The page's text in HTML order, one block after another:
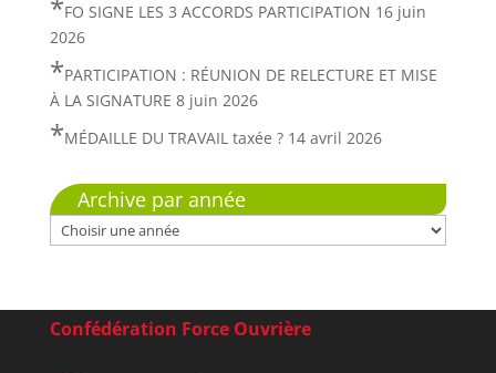
FO SIGNE LES 3 ACCORDS PARTICIPATION 16 juin
2026
PARTICIPATION : RÉUNION DE RELECTURE ET MISE
À LA SIGNATURE 8 juin 2026
MÉDAILLE DU TRAVAIL taxée ? 14 avril 2026
Archive par année
Confédération Force Ouvrière